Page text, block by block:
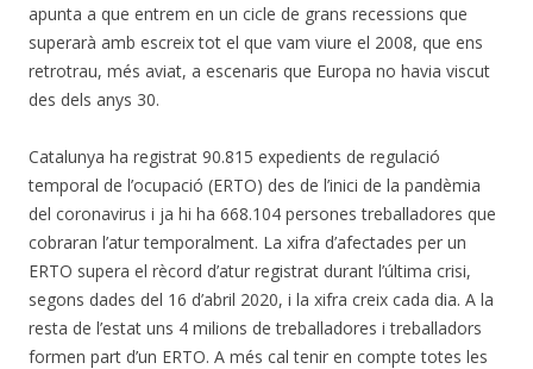
apunta a que entrem en un cicle de grans recessions que
superarà amb escreix tot el que vam viure el 2008, que ens
retrotrau, més aviat, a escenaris que Europa no havia viscut
des dels anys 30.
Catalunya ha registrat 90.815 expedients de regulació
temporal de l’ocupació (ERTO) des de l’inici de la pandèmia
del coronavirus i ja hi ha 668.104 persones treballadores que
cobraran l’atur temporalment. La xifra d’afectades per un
ERTO supera el rècord d’atur registrat durant l’última crisi,
segons dades del 16 d’abril 2020, i la xifra creix cada dia. A la
resta de l’estat uns 4 milions de treballadores i treballadors
formen part d’un ERTO. A més cal tenir en compte totes les